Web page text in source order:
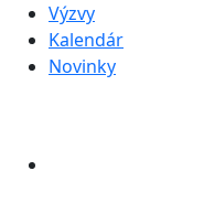
Výzvy
Kalendár
Novinky